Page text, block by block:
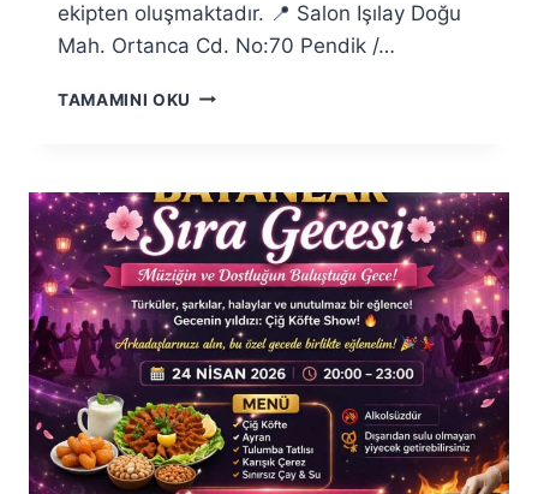
ekipten oluşmaktadır. 📍 Salon Işılay Doğu
Mah. Ortanca Cd. No:70 Pendik /…
TAMAMINI OKU 22
SIRA
GECESI